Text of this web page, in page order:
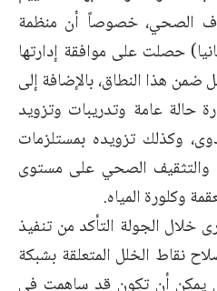
الصحي، خصوصاً أن منظمة
حصلت على موافقة إدارتها
ضمن هذا النطاق، بالإضافة إلى
حالة عامة وتدريبات وتزويد
وكذلك تزويده بمستلزمات
والتثقيف الصحي على مستوى
وكلورة المياه.
خلال الجولة التأكد من تنفيذ
نقاط الخلل المتعلقة بشبكة